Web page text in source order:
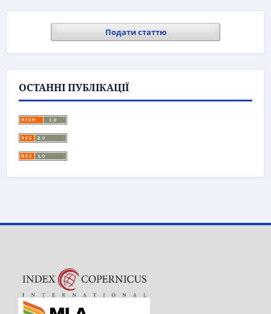
Подати статтю
ОСТАННІ ПУБЛІКАЦІЇ